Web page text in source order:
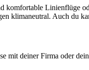
komfortable Linienflüge
klimaneutral. Auch du
mit deiner Firma oder